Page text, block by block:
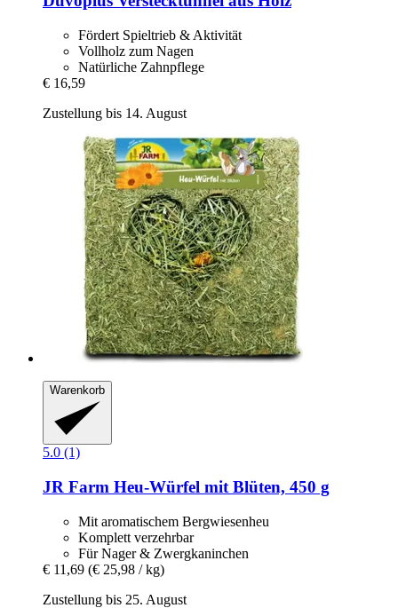
Fördert Spieltrieb & Aktivität
Vollholz zum Nagen
Natürliche Zahnpflege
€ 16,59
Zustellung bis 14. August
Warenkorb
5.0 (1)
JR Farm Heu-​Würfel mit Blüten, 450 g
Mit aromatischem Bergwiesenheu
Komplett verzehrbar
Für Nager & Zwergkaninchen
€ 11,69 (€ 25,98 / kg)
Zustellung bis 25. August